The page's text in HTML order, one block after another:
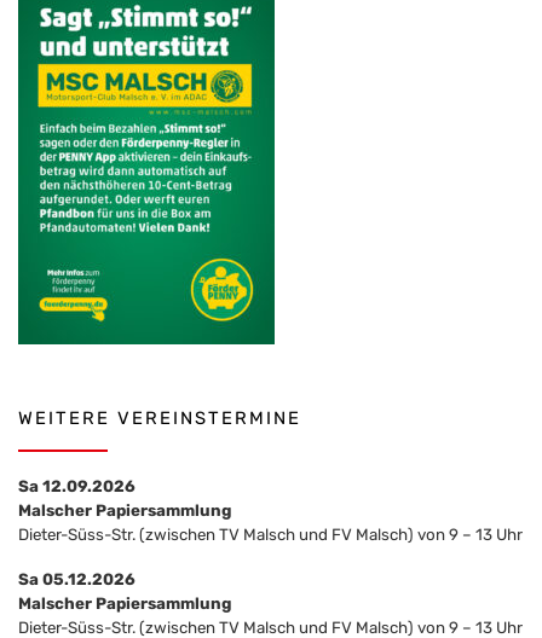
WEITERE VEREINSTERMINE
Sa 12.09.2026
Malscher Papiersammlung
Dieter-Süss-Str. (zwischen TV Malsch und FV Malsch) von 9 – 13 Uhr
Sa 05.12.2026
Malscher Papiersammlung
Dieter-Süss-Str. (zwischen TV Malsch und FV Malsch) von 9 – 13 Uhr